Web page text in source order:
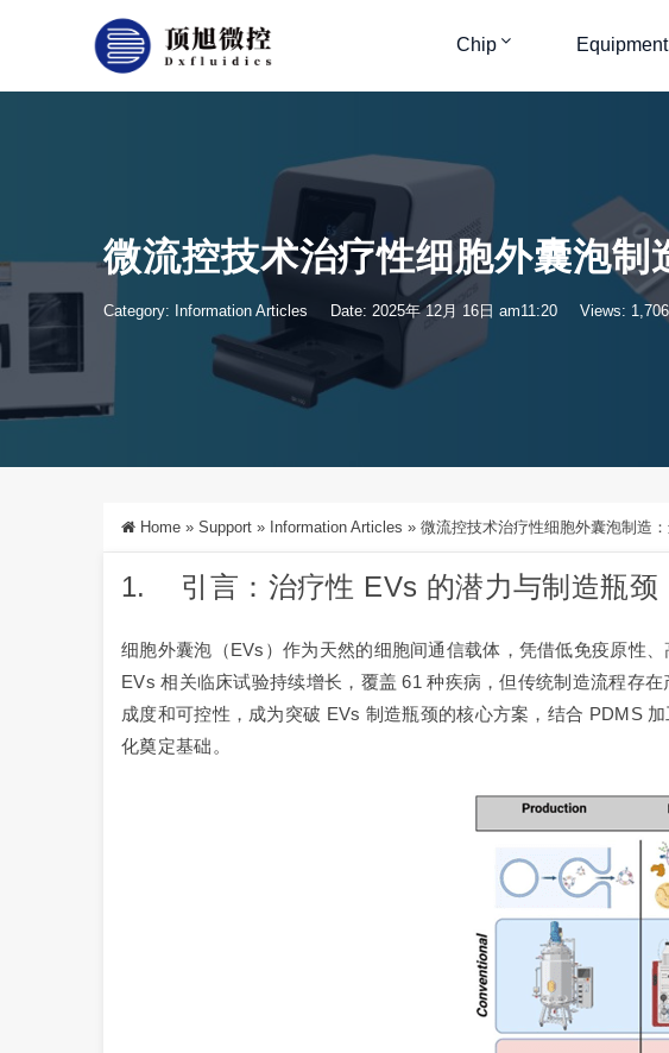
Chip Equipment
微流控技术治疗性细胞外囊泡
Category: Information Articles Date: 2025年 12月 16日 am11:20 Views: 1,706
Home » Support » Information Articles » 微流控技术治疗性细胞外囊泡制造
1. 引言：治疗性 EVs 的潜力与制造瓶颈
细胞外囊泡（EVs）作为天然的细胞间通信载体，凭借低免疫原性
EVs 相关临床试验持续增长，覆盖 61 种疾病，但传统制造流程存
成度和可控性，成为突破 EVs 制造瓶颈的核心方案，结合 PDMS
化奠定基础。